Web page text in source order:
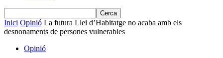
Inici Opinió La futura Llei d’Habitatge no acaba amb els
desnonaments de persones vulnerables
Opinió